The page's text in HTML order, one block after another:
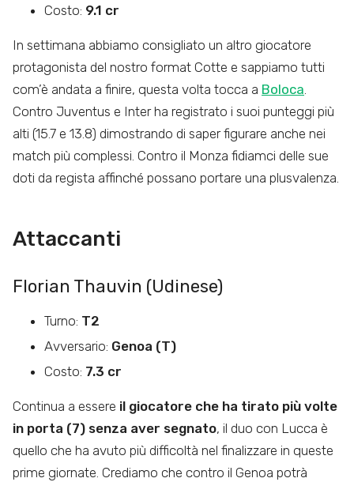
Costo: 9.1 cr
In settimana abbiamo consigliato un altro giocatore
protagonista del nostro format Cotte e sappiamo tutti
com’è andata a finire, questa volta tocca a Boloca.
Contro Juventus e Inter ha registrato i suoi punteggi più
alti (15.7 e 13.8) dimostrando di saper figurare anche nei
match più complessi. Contro il Monza fidiamci delle sue
doti da regista affinché possano portare una plusvalenza.
Attaccanti
Florian Thauvin (Udinese)
Turno: T2
Avversario: Genoa (T)
Costo: 7.3 cr
Continua a essere il giocatore che ha tirato più volte
in porta (7) senza aver segnato, il duo con Lucca è
quello che ha avuto più difficoltà nel finalizzare in queste
prime giornate. Crediamo che contro il Genoa potrà